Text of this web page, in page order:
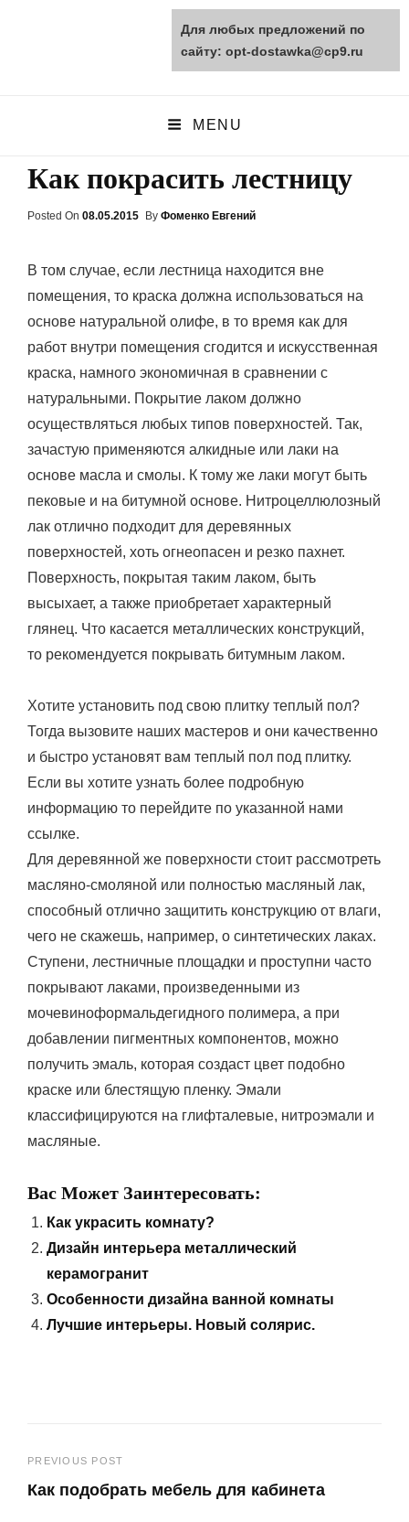
opt-dostawka.ru
MENU
Как покрасить лестницу
Posted On Posted
08.05.2015 By Фоменко Евгений
В том случае, если лестница находится вне
помещения, то краска должна использоваться на
основе натуральной олифе, в то время как для
работ внутри помещения сгодится и искусственная
краска, намного экономичная в сравнении с
натуральными. Покрытие лаком должно
осуществляться любых типов поверхностей. Так,
зачастую применяются алкидные или лаки на
основе масла и смолы. К тому же лаки могут быть
пековые и на битумной основе. Нитроцеллюлозный
лак отлично подходит для деревянных
поверхностей, хоть огнеопасен и резко пахнет.
Поверхность, покрытая таким лаком, быть
высыхает, а также приобретает характерный
глянец. Что касается металлических конструкций,
то рекомендуется покрывать битумным лаком.
Хотите установить под свою плитку теплый пол?
Тогда вызовите наших мастеров и они качественно
и быстро установят вам теплый пол под плитку.
Если вы хотите узнать более подробную
информацию то перейдите по указанной нами
ссылке.
Для деревянной же поверхности стоит рассмотреть
масляно-смоляной или полностью масляный лак,
способный отлично защитить конструкцию от влаги,
чего не скажешь, например, о синтетических лаках.
Ступени, лестничные площадки и проступни часто
покрывают лаками, произведенными из
мочевиноформальдегидного полимера, а при
добавлении пигментных компонентов, можно
получить эмаль, которая создаст цвет подобно
краске или блестящую пленку. Эмали
классифицируются на глифталевые, нитроэмали и
масляные.
Вас Может Заинтересовать:
Как украсить комнату?
Дизайн интерьера металлический
керамогранит
Особенности дизайна ванной комнаты
Лучшие интерьеры. Новый солярис.
Навигация
по
PREVIOUS POST
Как подобрать мебель для кабинета
Для любых предложений по
сайту: opt-dostawka@cp9.ru